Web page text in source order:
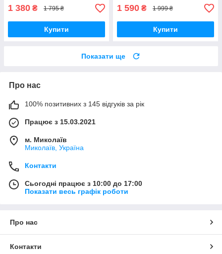
1 380 ₴ 1 795 ₴
Купити
1 590 ₴ 1 999 ₴
Купити
Показати ще
Про нас
100% позитивних з 145 відгуків за рік
Працює з 15.03.2021
м. Миколаїв
Миколаїв, Україна
Контакти
Сьогодні працює з 10:00 до 17:00
Показати весь графік роботи
Про нас
Контакти